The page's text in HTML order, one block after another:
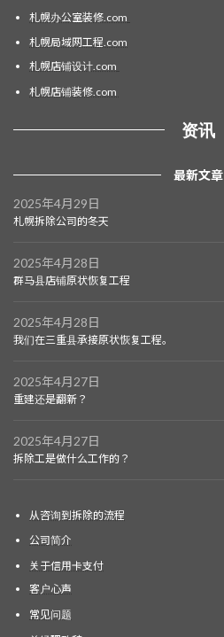
札幌办公室装修.com
札幌局域网工程.com
札幌店铺设计.com
札幌店铺装修.com
资讯
最新文章
2025年4月29日
札幌拆除公司的冬天
2025年4月28日
群马县店铺原状恢复工程
2025年4月28日
我们在三重县承接原状恢复工程。
2025年4月27日
重建还是翻新？
2025年4月27日
拆除工是做什么工作的？
从咨询到拆除的流程
公司简介
关于信用卡支付
客户心声
常见问题